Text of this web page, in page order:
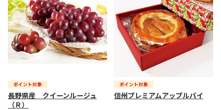
長野県産 クイーンルージュ
（Ｒ）
信州プレミアムアップルパイ